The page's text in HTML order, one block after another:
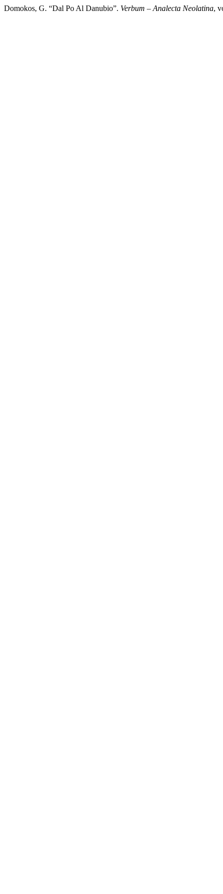
Domokos, G. “Dal Po Al Danubio”. Verbum – Analecta Neolatina,